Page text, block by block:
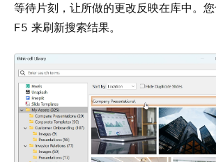
等待片刻，让所做的更改反映在库中。
F5 来刷新搜索结果。